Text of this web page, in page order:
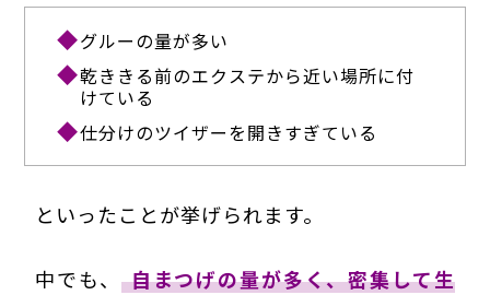
グルーの量が多い
乾ききる前のエクステから近い場所に付
けている
仕分けのツイザーを開きすぎている
といったことが挙げられます。
中でも、
自まつげの量が多く、密集して生